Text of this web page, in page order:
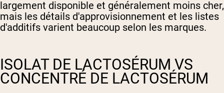
largement disponible et généralement moins cher,
mais les détails d'approvisionnement et les listes
d'additifs varient beaucoup selon les marques.
ISOLAT DE LACTOSÉRUM VS
CONCENTRÉ DE LACTOSÉRUM